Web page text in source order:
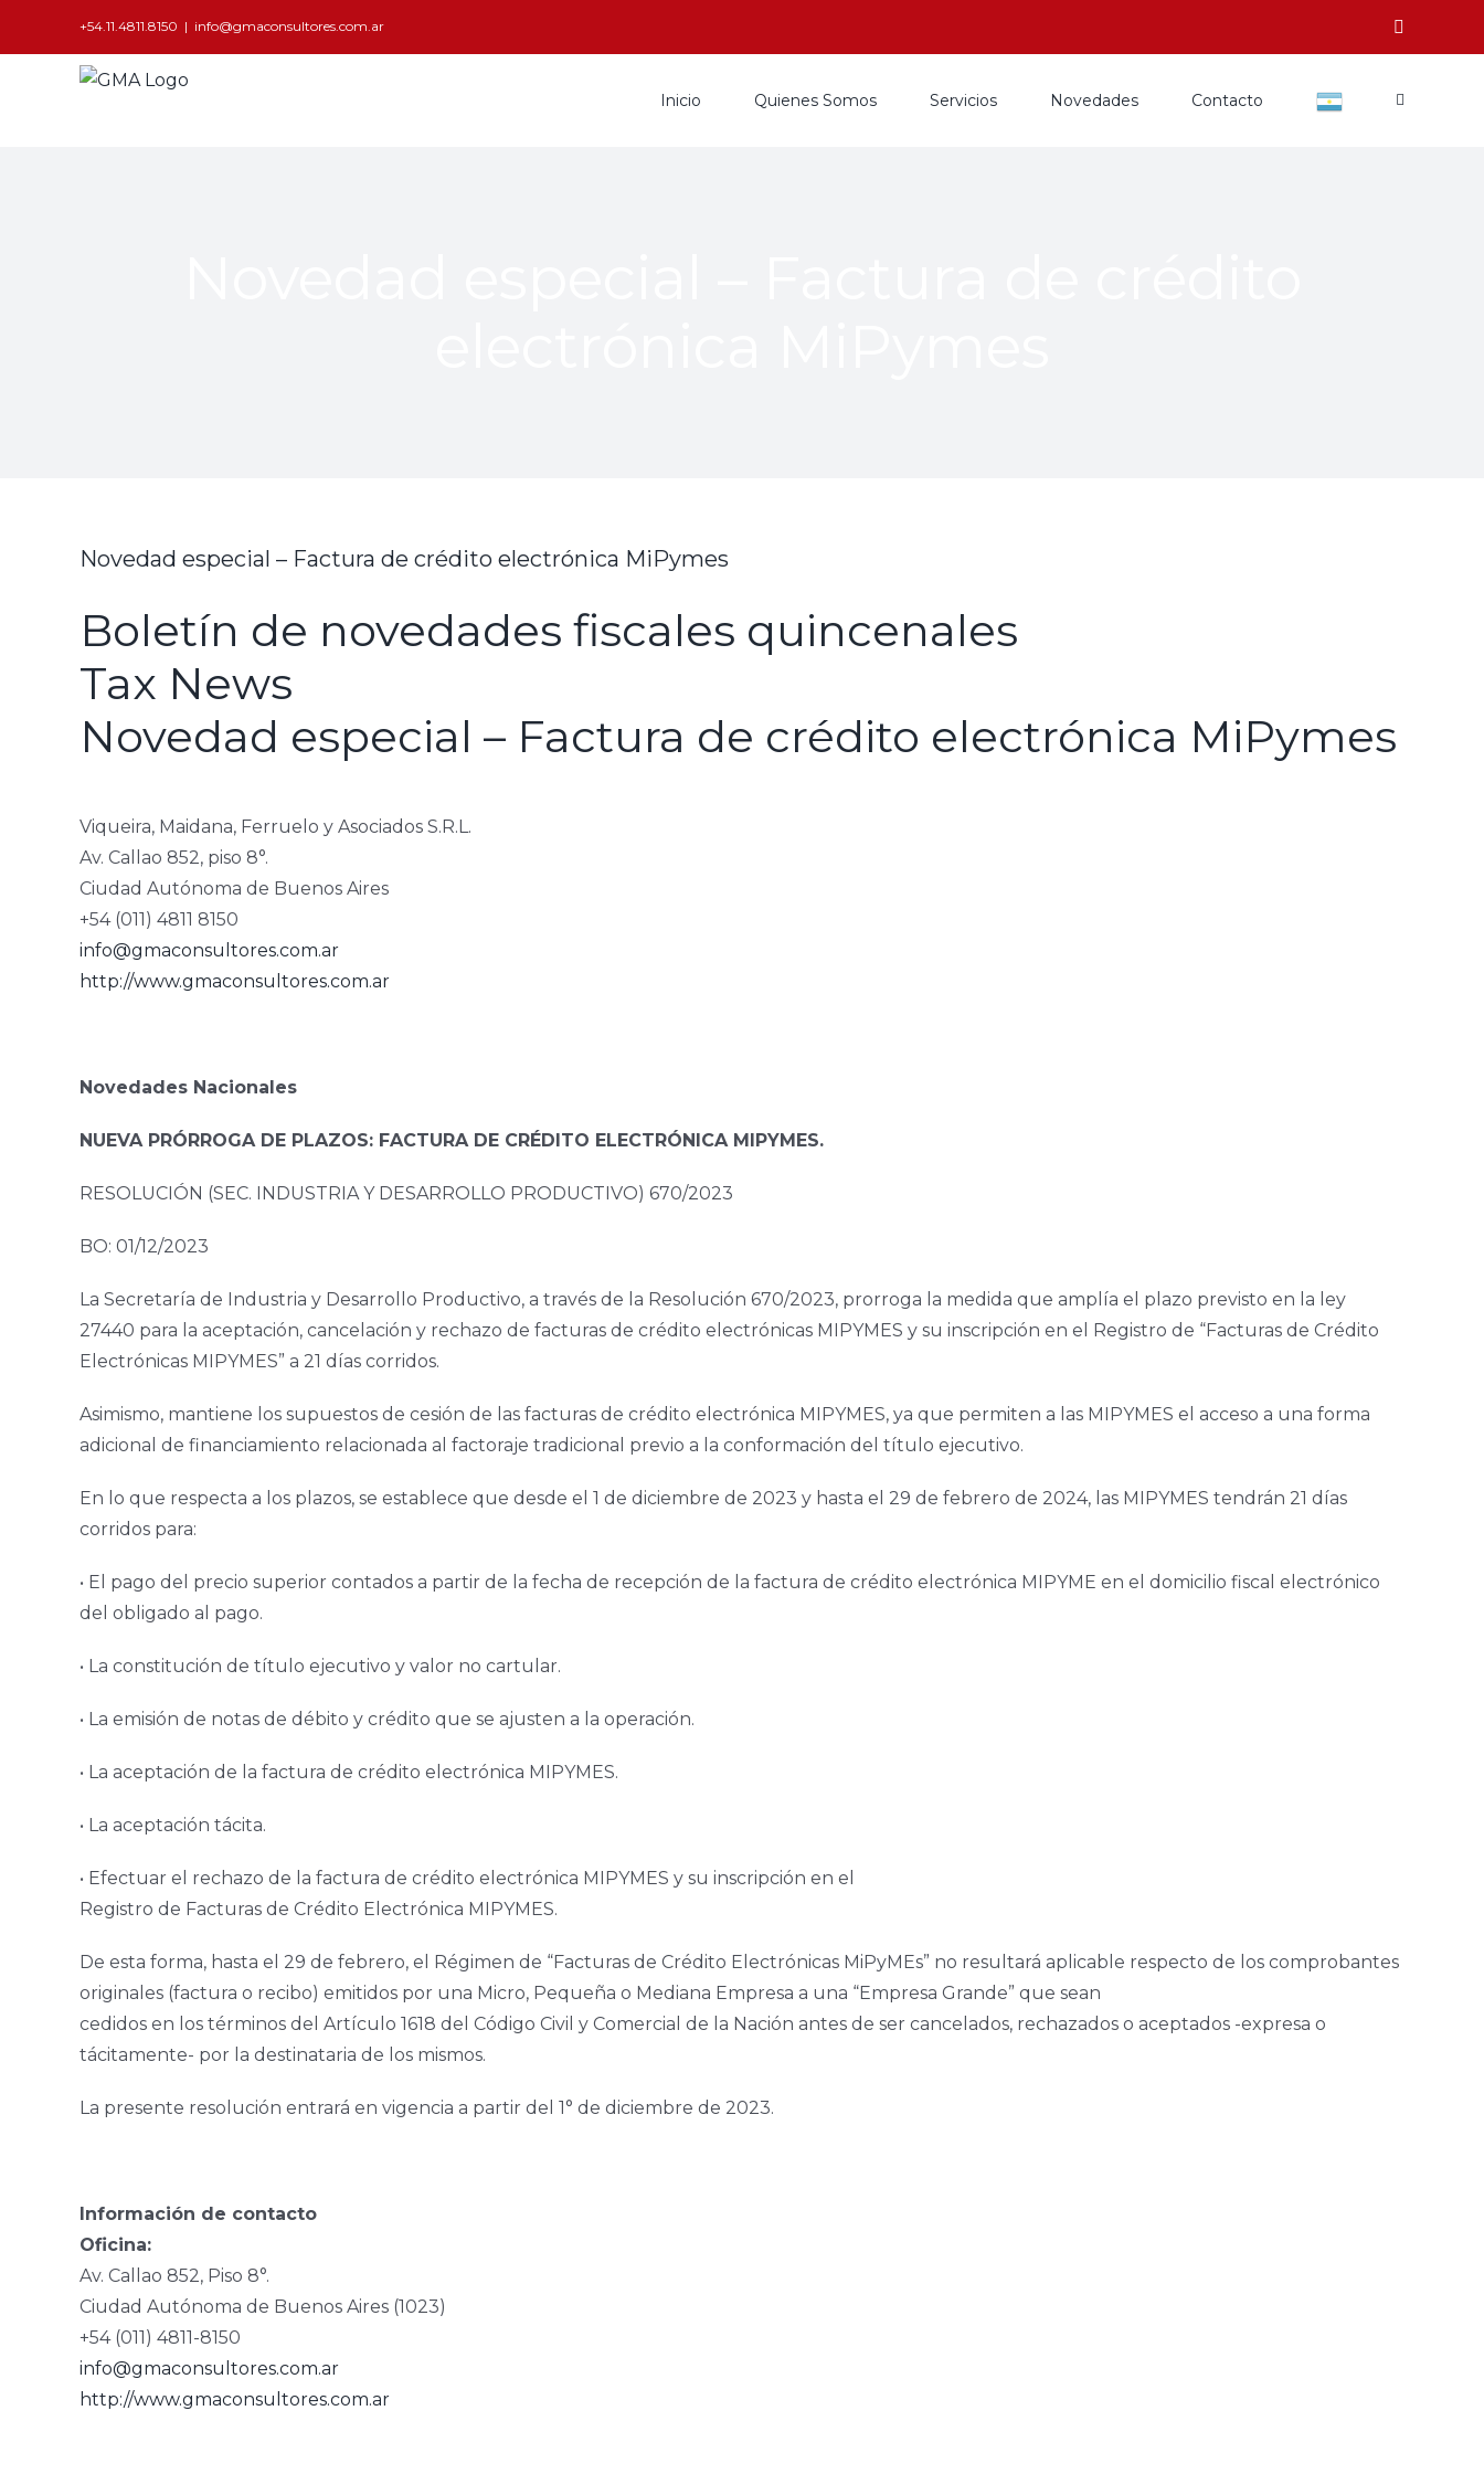
+54.11.4811.8150 | info@gmaconsultores.com.ar
Inicio Quienes Somos Servicios Novedades Contacto
Novedad especial – Factura de crédito electrónica MiPymes
Boletín de novedades fiscales quincenales
Tax News
Novedad especial – Factura de crédito electrónica MiPymes
Viqueira, Maidana, Ferruelo y Asociados S.R.L.
Av. Callao 852, piso 8°.
Ciudad Autónoma de Buenos Aires
+54 (011) 4811 8150
info@gmaconsultores.com.ar
http://www.gmaconsultores.com.ar
Novedades Nacionales
NUEVA PRÓRROGA DE PLAZOS: FACTURA DE CRÉDITO ELECTRÓNICA MIPYMES.
RESOLUCIÓN (SEC. INDUSTRIA Y DESARROLLO PRODUCTIVO) 670/2023
BO: 01/12/2023
La Secretaría de Industria y Desarrollo Productivo, a través de la Resolución 670/2023, prorroga la medida que amplía el plazo previsto en la ley
27440 para la aceptación, cancelación y rechazo de facturas de crédito electrónicas MIPYMES y su inscripción en el Registro de “Facturas de Crédito
Electrónicas MIPYMES” a 21 días corridos.
Asimismo, mantiene los supuestos de cesión de las facturas de crédito electrónica MIPYMES, ya que permiten a las MIPYMES el acceso a una forma
adicional de financiamiento relacionada al factoraje tradicional previo a la conformación del título ejecutivo.
En lo que respecta a los plazos, se establece que desde el 1 de diciembre de 2023 y hasta el 29 de febrero de 2024, las MIPYMES tendrán 21 días
corridos para:
• El pago del precio superior contados a partir de la fecha de recepción de la factura de crédito electrónica MIPYME en el domicilio fiscal electrónico
del obligado al pago.
• La constitución de título ejecutivo y valor no cartular.
• La emisión de notas de débito y crédito que se ajusten a la operación.
• La aceptación de la factura de crédito electrónica MIPYMES.
• La aceptación tácita.
• Efectuar el rechazo de la factura de crédito electrónica MIPYMES y su inscripción en el
Registro de Facturas de Crédito Electrónica MIPYMES.
De esta forma, hasta el 29 de febrero, el Régimen de “Facturas de Crédito Electrónicas MiPyMEs” no resultará aplicable respecto de los comprobantes
originales (factura o recibo) emitidos por una Micro, Pequeña o Mediana Empresa a una “Empresa Grande” que sean
cedidos en los términos del Artículo 1618 del Código Civil y Comercial de la Nación antes de ser cancelados, rechazados o aceptados -expresa o
tácitamente- por la destinataria de los mismos.
La presente resolución entrará en vigencia a partir del 1° de diciembre de 2023.
Información de contacto
Oficina:
Av. Callao 852, Piso 8°.
Ciudad Autónoma de Buenos Aires (1023)
+54 (011) 4811-8150
info@gmaconsultores.com.ar
http://www.gmaconsultores.com.ar